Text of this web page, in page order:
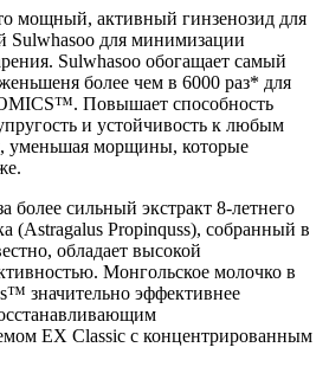
активный гинзенозид для
Sulwhasoo для минимизации
Sulwhasoo обогащает самый
более чем в 6000 раз* для
Повышает способность
и устойчивость к любым
уменьшая морщины, которые
более сильный экстракт 8-летнего
(Astragalus Propinquss), собранный в
обладает высокой
Монгольское молочко в
значительно эффективнее
EX Classic с концентрированным